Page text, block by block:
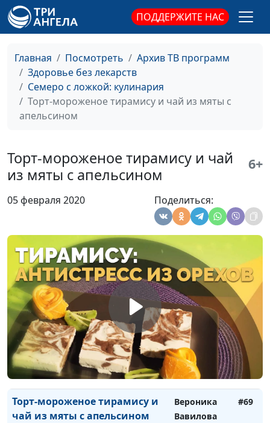
ПОДДЕРЖИТЕ НАС
Главная Посмотреть
Архив ТВ программ
Здоровье без лекарств
Семеро с ложкой: кулинария
Торт-мороженое тирамису и чай из мяты с
апельсином
Торт-мороженое тирамису и чай
из мяты с апельсином
6+
05 февраля 2020 Поделиться:
Овощной кугель и перуанский
салат с киноа
Елена
Солдатова
#79
немецки
Титовская
Конвертики из тонкого лаваша
и тонизирующий смузи
Солдатова
"Изумрудный" торт
Лариса
#75
Плов с горохом нут и салат с
Вероника
Вавилова
#74
Овсяно-кокосовое печенье и
миндальное молоко
Вероника
Вавилова
Пасуц толма
Мариам
Амирян
#72
Суп «Крчик» и яичница с
помидорами и сыром
Мариам
Амирян
Тыквенный тарт
Елена
Солдатова
#70
Торт-мороженое тирамису и
чай из мяты с апельсином
Вероника
Вавилова
#69